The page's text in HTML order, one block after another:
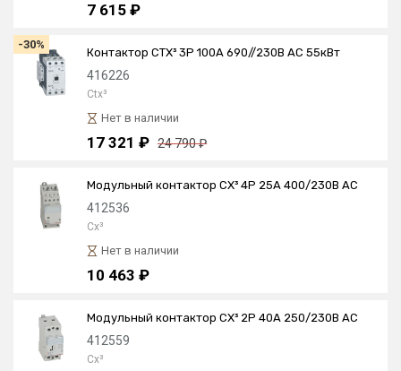
7 615 ₽
-30%
Контактор CTX³ 3P 100А 690//230В AC 55кВт
416226
Ctx³
Нет в наличии
17 321 ₽ 24 790 ₽
Модульный контактор CX³ 4P 25А 400/230В AC
412536
Cx³
Нет в наличии
10 463 ₽
Модульный контактор CX³ 2P 40А 250/230В AC
412559
Cx³